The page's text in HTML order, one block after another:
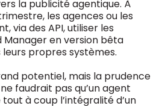
la publicité agentique. À
les agences ou les
via des API, utiliser les
Manager en version bêta
propres systèmes.
potentiel, mais la prudence
faudrait pas qu’un agent
à coup l’intégralité d’un